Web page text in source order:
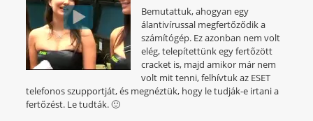
Bemutattuk, ahogyan egy
álantivírussal megfertőződik a
számítógép. Ez azonban nem volt
elég, telepítettünk egy fertőzött
cracket is, majd amikor már nem
volt mit tenni, felhívtuk az ESET
telefonos szupportját, és megnéztük, hogy le tudják-e irtani a
fertőzést. Le tudták. 🙂